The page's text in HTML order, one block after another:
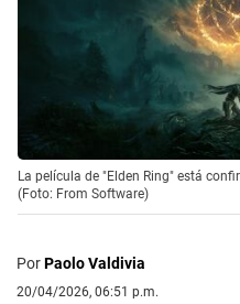
La película de "Elden Ring" está
(Foto: From Software)
PorPaolo Valdivia
20/04/2026, 06:51 p.m.